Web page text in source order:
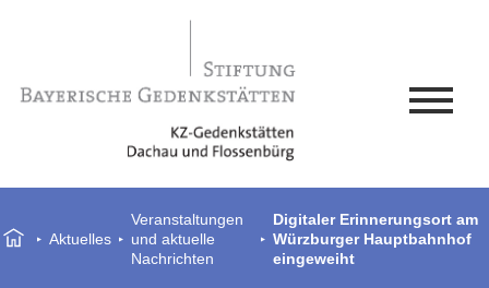
Aktuelles
Veranstaltungen
und aktuelle
Nachrichten
Digitaler Erinnerungsort am
Würzburger Hauptbahnhof
eingeweiht